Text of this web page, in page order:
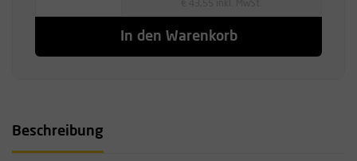
In den Warenkorb
Beschreibung